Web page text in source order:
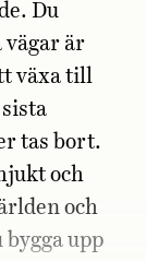
Du
vägar är
växa till
tas bort.
och
och
bygga upp